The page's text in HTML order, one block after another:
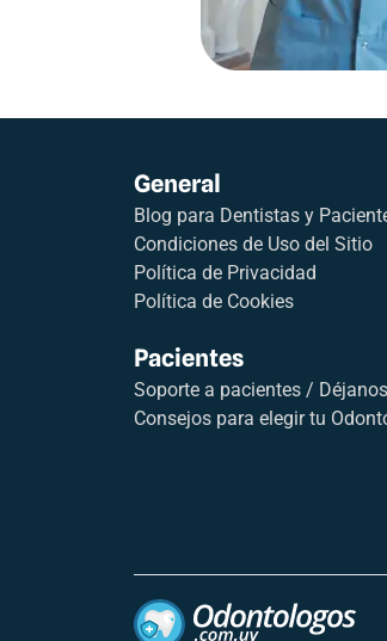
General
Blog para Dentistas y
Condiciones de Uso del Sitio
Política de Privacidad
Política de Cookies
Pacientes
Soporte a pacientes /
Consejos para elegir tu